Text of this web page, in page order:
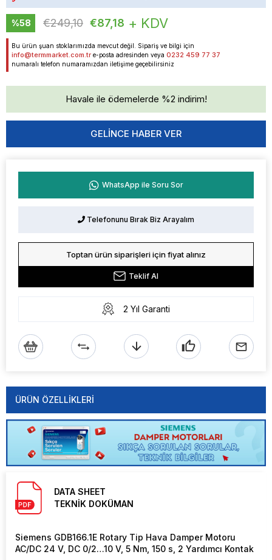
%58
İndirim
€249,10 €87,18 + KDV
Bu ürün şuan stoklarımızda mevcut değil. Sipariş ve bilgi için
info@termmarket.com.tr e-posta adresinden veya 0232 459 77 37
numaralı telefon numaramızdan iletişime geçebilirsiniz
Havale ile ödemelerde %2 indirim!
GELINCE HABER VER
WhatsApp ile Soru Sor
Telefonunu Bırak Biz Arayalım
Toptan ürün siparişleri için fiyat alınız
Teklif Al
2 Yıl Garanti
ÜRÜN ÖZELLIKLERI
DATA SHEET
TEKNİK DOKÜMAN
Siemens GDB166.1E Rotary Tip Hava Damper Motoru
AC/DC 24 V, DC 0/2…10 V, 5 Nm, 150 s, 2 Yardımcı Kontak